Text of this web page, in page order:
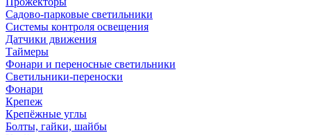
Садово-парковые светильники
Системы контроля освещения
Датчики движения
Таймеры
Фонари и переносные светильники
Светильники-переноски
Фонари
Крепеж
Крепёжные углы
Болты, гайки, шайбы